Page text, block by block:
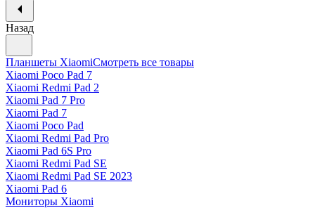
Назад
Планшеты XiaomiСмотреть все товары
Xiaomi Poco Pad 7
Xiaomi Redmi Pad 2
Xiaomi Pad 7 Pro
Xiaomi Pad 7
Xiaomi Poco Pad
Xiaomi Redmi Pad Pro
Xiaomi Pad 6S Pro
Xiaomi Redmi Pad SE
Xiaomi Redmi Pad SE 2023
Xiaomi Pad 6
Мониторы Xiaomi